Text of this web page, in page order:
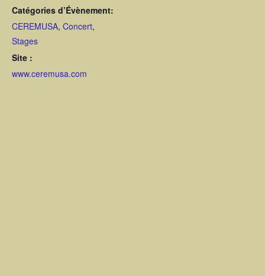
Catégories d’Évènement:
CEREMUSA, Concert,
Stages
Site :
www.ceremusa.com